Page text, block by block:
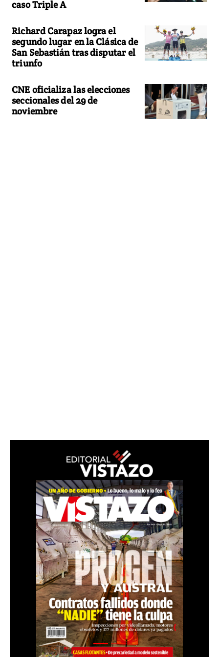
caso Triple A
Richard Carapaz logra el
segundo lugar en la Clásica de
San Sebastián tras disputar el
triunfo
CNE oficializa las elecciones
seccionales del 29 de
noviembre